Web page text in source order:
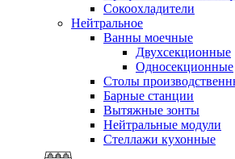
Сокоохладители
Нейтральное
Ванны моечные
Двухсекционные
Односекционные
Столы
Барные станции
Вытяжные зонты
Нейтральные модули
Стеллажи кухонные